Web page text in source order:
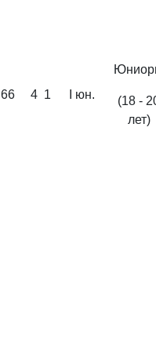
66 4 1 I юн.
(18 -
лет)